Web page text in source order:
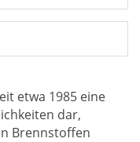
etwa 1985 eine
dar,
Brennstoffen